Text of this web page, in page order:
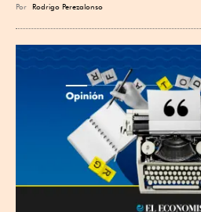
Por Rodrigo Perezalonso